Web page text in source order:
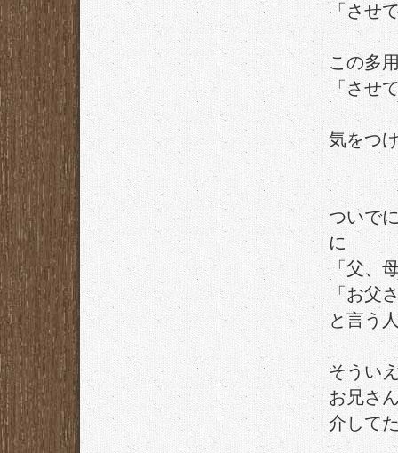
「させ
この多
「させ
気をつ
ついで
に
「父、
「お父
と言う
そうい
お兄さ
介して